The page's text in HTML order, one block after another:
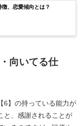
、恋愛傾向とは？
向いてる仕
6】の持っている能力が
と、感謝されることが